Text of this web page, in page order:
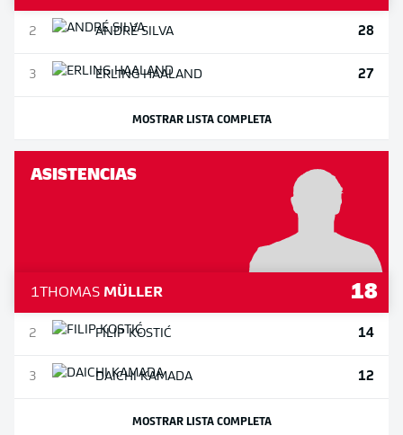
2 ANDRÉSILVA 28
3 ERLINGHAALAND 27
MOSTRAR LISTA COMPLETA
ASISTENCIAS
1THOMAS MÜLLER 18
2 FILIPKOSTIĆ 14
3 DAICHIKAMADA 12
MOSTRAR LISTA COMPLETA